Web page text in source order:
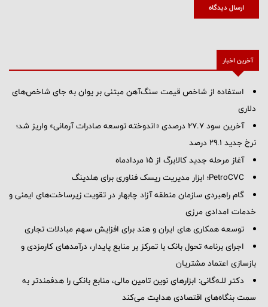
ارسال دیدگاه
آخرین اخبار
استفاده از شاخص قیمت سنگ‌آهن مبتنی بر یوان به جای شاخص‌های
دلاری
آخرین سود ۲۷.۷ درصدی «اندوخته توسعه صادرات آرمانی» واریز شد؛
نرخ جدید ۲۹.۱ درصد
آغاز مرحله جدید کالابرگ از ۱۵ مردادماه
PetroCVC؛ ابزار مدیریت ریسک فناوری برای هلدینگ
گام راهبردی سازمان منطقه آزاد چابهار در تقویت زیرساخت‌های ایمنی و
خدمات امدادی مرزی
توسعه همکاری های ایران و هند برای افزایش سهم مبادلات تجاری
اجرای برنامه تحول بانک با تمرکز بر منابع پایدار، درآمدهای کارمزدی و
بازسازی اعتماد مشتریان
دکتر للـه‌گانی: ابزارهای نوین تامین مالی، منابع بانکی را هدفمندتر به
سمت بنگاه‌های اقتصادی هدایت می‌کند